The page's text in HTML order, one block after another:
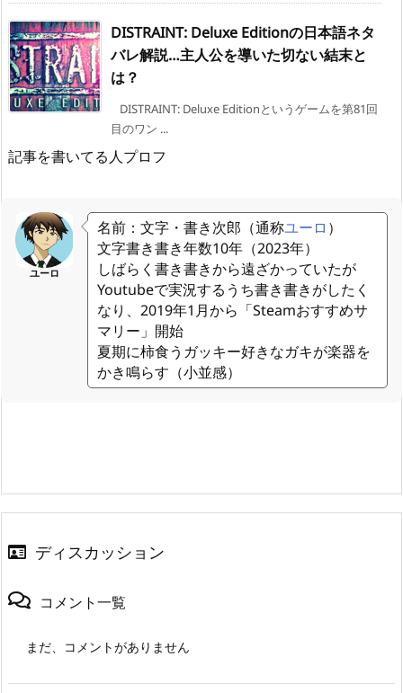
DISTRAINT: Deluxe Editionの日本語ネタ
バレ解説…主人公を導いた切ない結末と
は？
DISTRAINT: Deluxe Editionというゲームを第81回
目のワン ...
記事を書いてる人プロフ
ユーロ
名前：文字・書き次郎（通称ユーロ ）
文字書き書き年数10年（2023年）
しばらく書き書きから遠ざかっていたが
Youtubeで実況するうち書き書きがしたく
なり、2019年1月から「Steamおすすめサ
マリー」開始
夏期に柿食うガッキー好きなガキが楽器を
かき鳴らす（小並感）
ディスカッション
コメント一覧
まだ、コメントがありません